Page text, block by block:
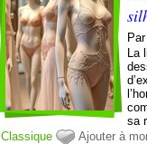
Par
La
sa
Classique
Ajouter à